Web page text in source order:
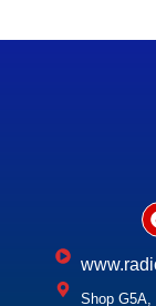
Shop G5A,